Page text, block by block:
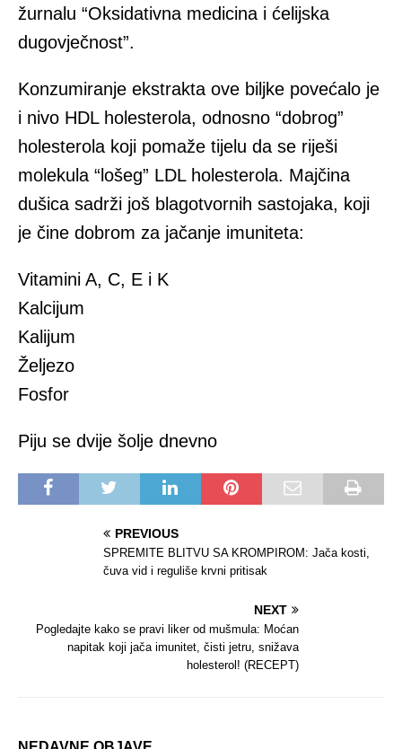
žurnalu “Oksidativna medicina i ćelijska
dugovječnost”.
Konzumiranje ekstrakta ove biljke povećalo je
i nivo HDL holesterola, odnosno “dobrog”
holesterola koji pomaže tijelu da se riješi
molekula “lošeg” LDL holesterola. Majčina
dušica sadrži još blagotvornih sastojaka, koji
je čine dobrom za jačanje imuniteta:
Vitamini A, C, E i K
Kalcijum
Kalijum
Željezo
Fosfor
Piju se dvije šolje dnevno
PREVIOUS
SPREMITE BLITVU SA KROMPIROM: Jača kosti,
čuva vid i reguliše krvni pritisak
NEXT
Pogledajte kako se pravi liker od mušmula: Moćan
napitak koji jača imunitet, čisti jetru, snižava
holesterol! (RECEPT)